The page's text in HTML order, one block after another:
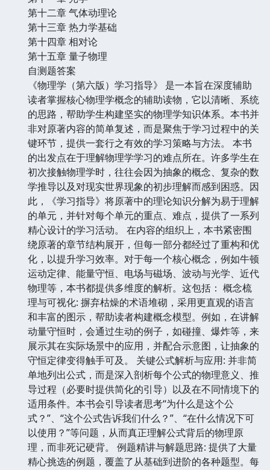
第十二章 气体动理论
第十三章 热力学基础
第十四章 相对论
第十五章 量子物理
自测题答案
《物理学（第六版）学习指导》 是一本旨在深度辅助
读者掌握核心物理学概念的辅助读物，它以清晰、系统
的思路，帮助学生构建坚实的物理学知识体系。本书并
非对原著内容的简单复述，而是聚焦于学习过程中的关
键环节，提供一套行之有效的学习策略与方法。 本书
的出发点在于理解物理学学习的难点所在。许多学生在
初次接触物理学时，往往会因为抽象的概念、复杂的数
学推导以及对现实世界现象的初步理解而感到困惑。因
此，《学习指导》将原著中的理论知识分解为易于理解
的单元，并针对每个单元的重点、难点，提供了一系列
精心设计的学习活动。 在内容的组织上，本书紧密围
绕原著的章节结构展开，但每一部分都经过了重构和优
化，以提升学习效率。对于每一个核心概念，例如牛顿
运动定律、能量守恒、电场与磁场、波动与光学、近代
物理等，本书都提供多维度的解析。这包括： 概念梳
理与可视化: 摒弃枯燥的术语堆砌，采用更直观的语言
和丰富的图示，帮助读者构建概念模型。例如，在讲解
动量守恒时，会通过生动的例子，如碰撞、爆炸等，来
展示其在实际场景中的应用，并配合示意图，让抽象的
守恒定律变得触手可及。 关键公式解析与应用: 并非简
单地列出公式，而是深入剖析每个公式的物理意义、推
导过程（必要时提供简化的引导）以及在不同情境下的
适用条件。本书会引导读者思考“为什么是这个公
式？”、“这个公式告诉我们什么？”、“在什么情况下可
以使用？”等问题，从而真正理解公式背后的物理原
理，而非死记硬背。 例题精讲与解题思路: 提供了大量
精心挑选的例题，覆盖了从基础到进阶的各种题型。每